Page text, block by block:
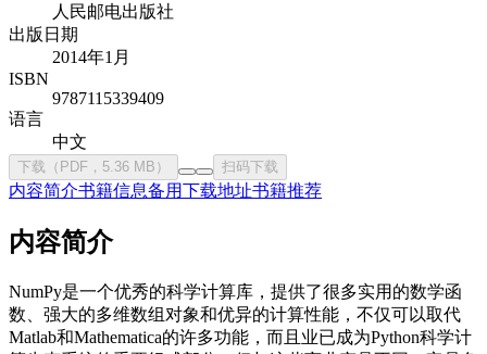
人民邮电出版社
出版日期
2014年1月
ISBN
9787115339409
语言
中文
下载（PDF，5.36 MB） 扫码下载
内容简介书籍信息备用下载地址书籍推荐
内容简介
NumPy是一个优秀的科学计算库，提供了很多实用的数学函
数、强大的多维数组对象和优异的计算性能，不仅可以取代
Matlab和Mathematica的许多功能，而且业已成为Python科学计